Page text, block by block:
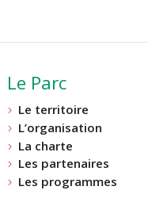
Le Parc
Le territoire
L’organisation
La charte
Les partenaires
Les programmes